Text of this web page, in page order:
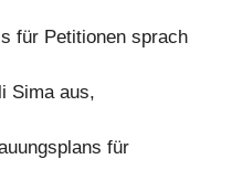
für Petitionen sprach
Sima aus,
für